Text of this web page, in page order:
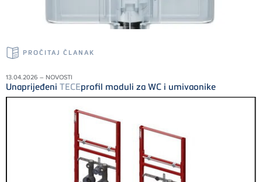
PROČITAJ ČLANAK
13.04.2026 – NOVOSTI
Unaprijeđeni TECEprofil moduli za WC i umivaonike